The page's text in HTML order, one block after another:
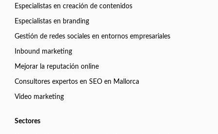
Especialistas en creación de contenidos
Especialistas en branding
Gestión de redes sociales en entornos empresariales
Inbound marketing
Mejorar la reputación online
Consultores expertos en SEO en Mallorca
Video marketing
Sectores